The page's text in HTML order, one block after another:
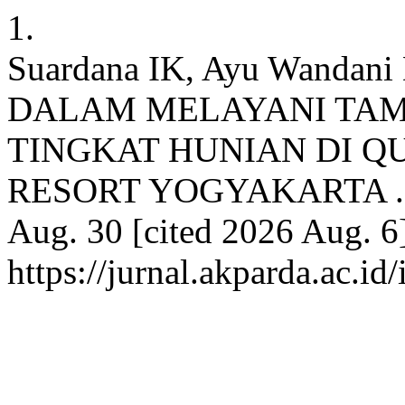
1.
Suardana IK, Ayu
DALAM MELAYANI
TINGKAT HUNIAN DI
RESORT
Aug. 30 [cited 2026 Aug.
https://